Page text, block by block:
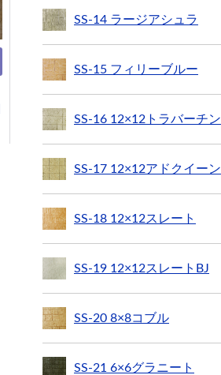
SS-14 ラージアシュラ
SS-15 フィリーブルー
SS-16 12×12トラバーチン
SS-17 12×12アドクイーン
SS-18 12×12スレート
SS-19 12×12スレートBJ
SS-20 8×8コブル
SS-21 6×6グラニート